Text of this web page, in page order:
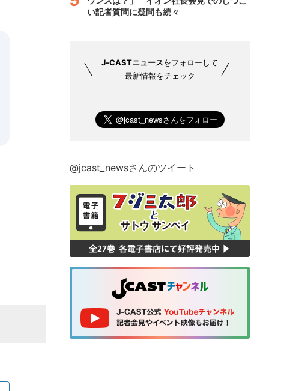
い記者質問に疑問も続々
J-CASTニュースをフォローして
最新情報をチェック
@jcast_newsさんのツイート